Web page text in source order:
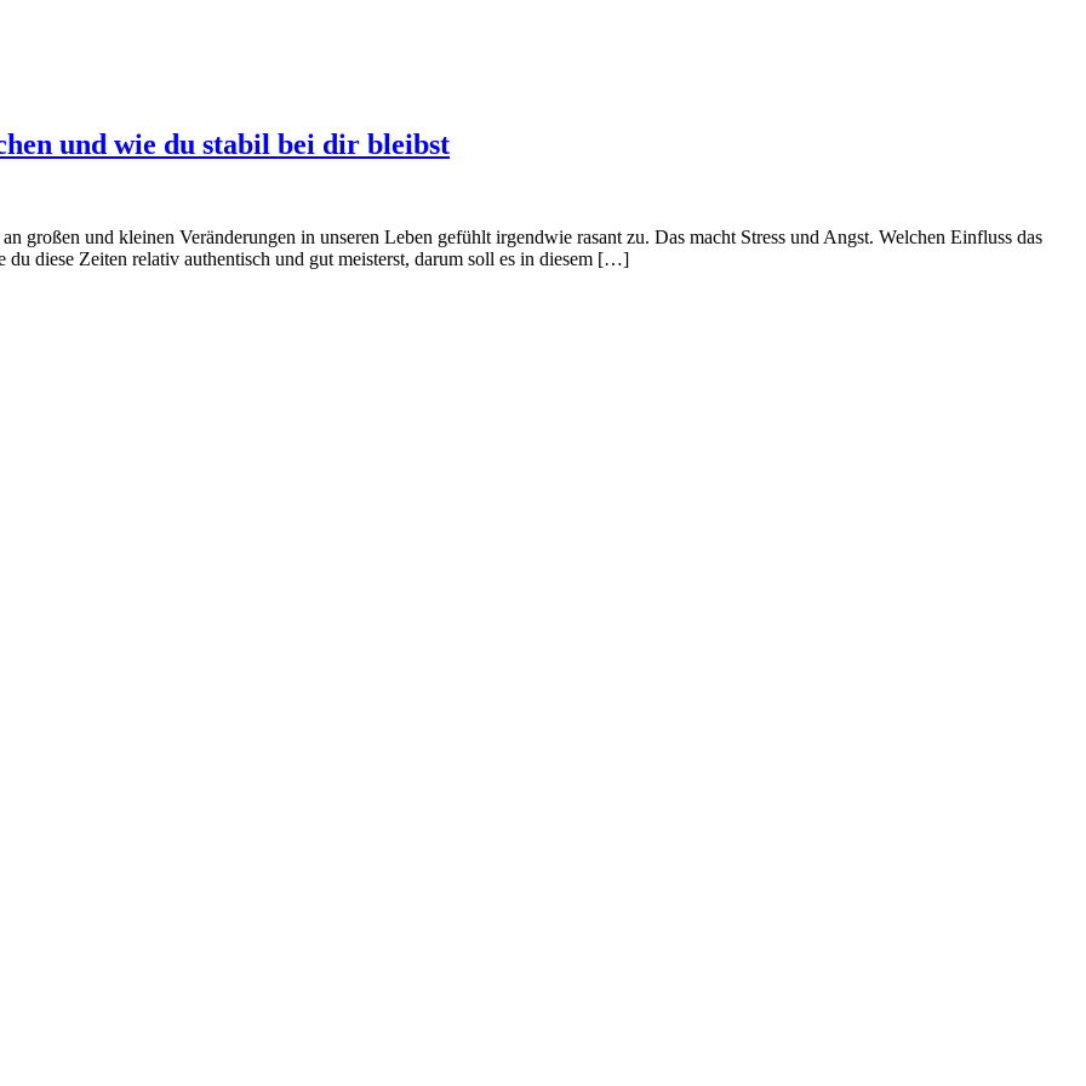
und wie du stabil bei dir bleibst
großen und kleinen Veränderungen in unseren Leben gefühlt irgendwie rasant zu. Das macht Stress und Angst. Welchen Einfluss das
diese Zeiten relativ authentisch und gut meisterst, darum soll es in diesem […]